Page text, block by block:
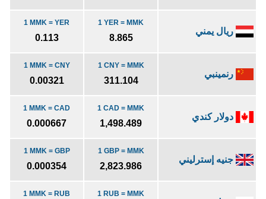
ريال يمني
1 YER = MMK
8.865
1 MMK = YER
0.113
رنمينبي
1 CNY = MMK
311.104
1 MMK = CNY
0.00321
دولار كندي
1 CAD = MMK
1,498.489
1 MMK = CAD
0.000667
جنيه إسترليني
1 GBP = MMK
2,823.986
1 MMK = GBP
0.000354
1 RUB = MMK
1 MMK = RUB